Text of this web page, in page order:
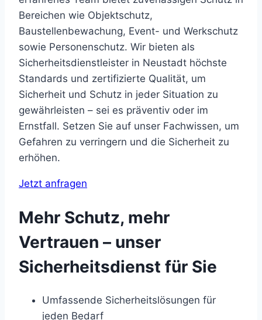
Bereichen wie Objektschutz,
Baustellenbewachung, Event- und Werkschutz
sowie Personenschutz. Wir bieten als
Sicherheitsdienstleister in Neustadt höchste
Standards und zertifizierte Qualität, um
Sicherheit und Schutz in jeder Situation zu
gewährleisten – sei es präventiv oder im
Ernstfall. Setzen Sie auf unser Fachwissen, um
Gefahren zu verringern und die Sicherheit zu
erhöhen.
Jetzt anfragen
Mehr Schutz, mehr
Vertrauen – unser
Sicherheitsdienst für Sie
Umfassende Sicherheitslösungen für
jeden Bedarf